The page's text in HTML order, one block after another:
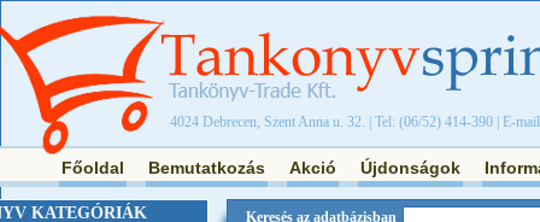
4024 Debrecen, Szent Anna u. 32. | Tel: (06/52) 414-390 | E-
Főoldal Bemutatkozás Akció Újdonságok
KATEGÓRIÁK Keresés az adatbázisban